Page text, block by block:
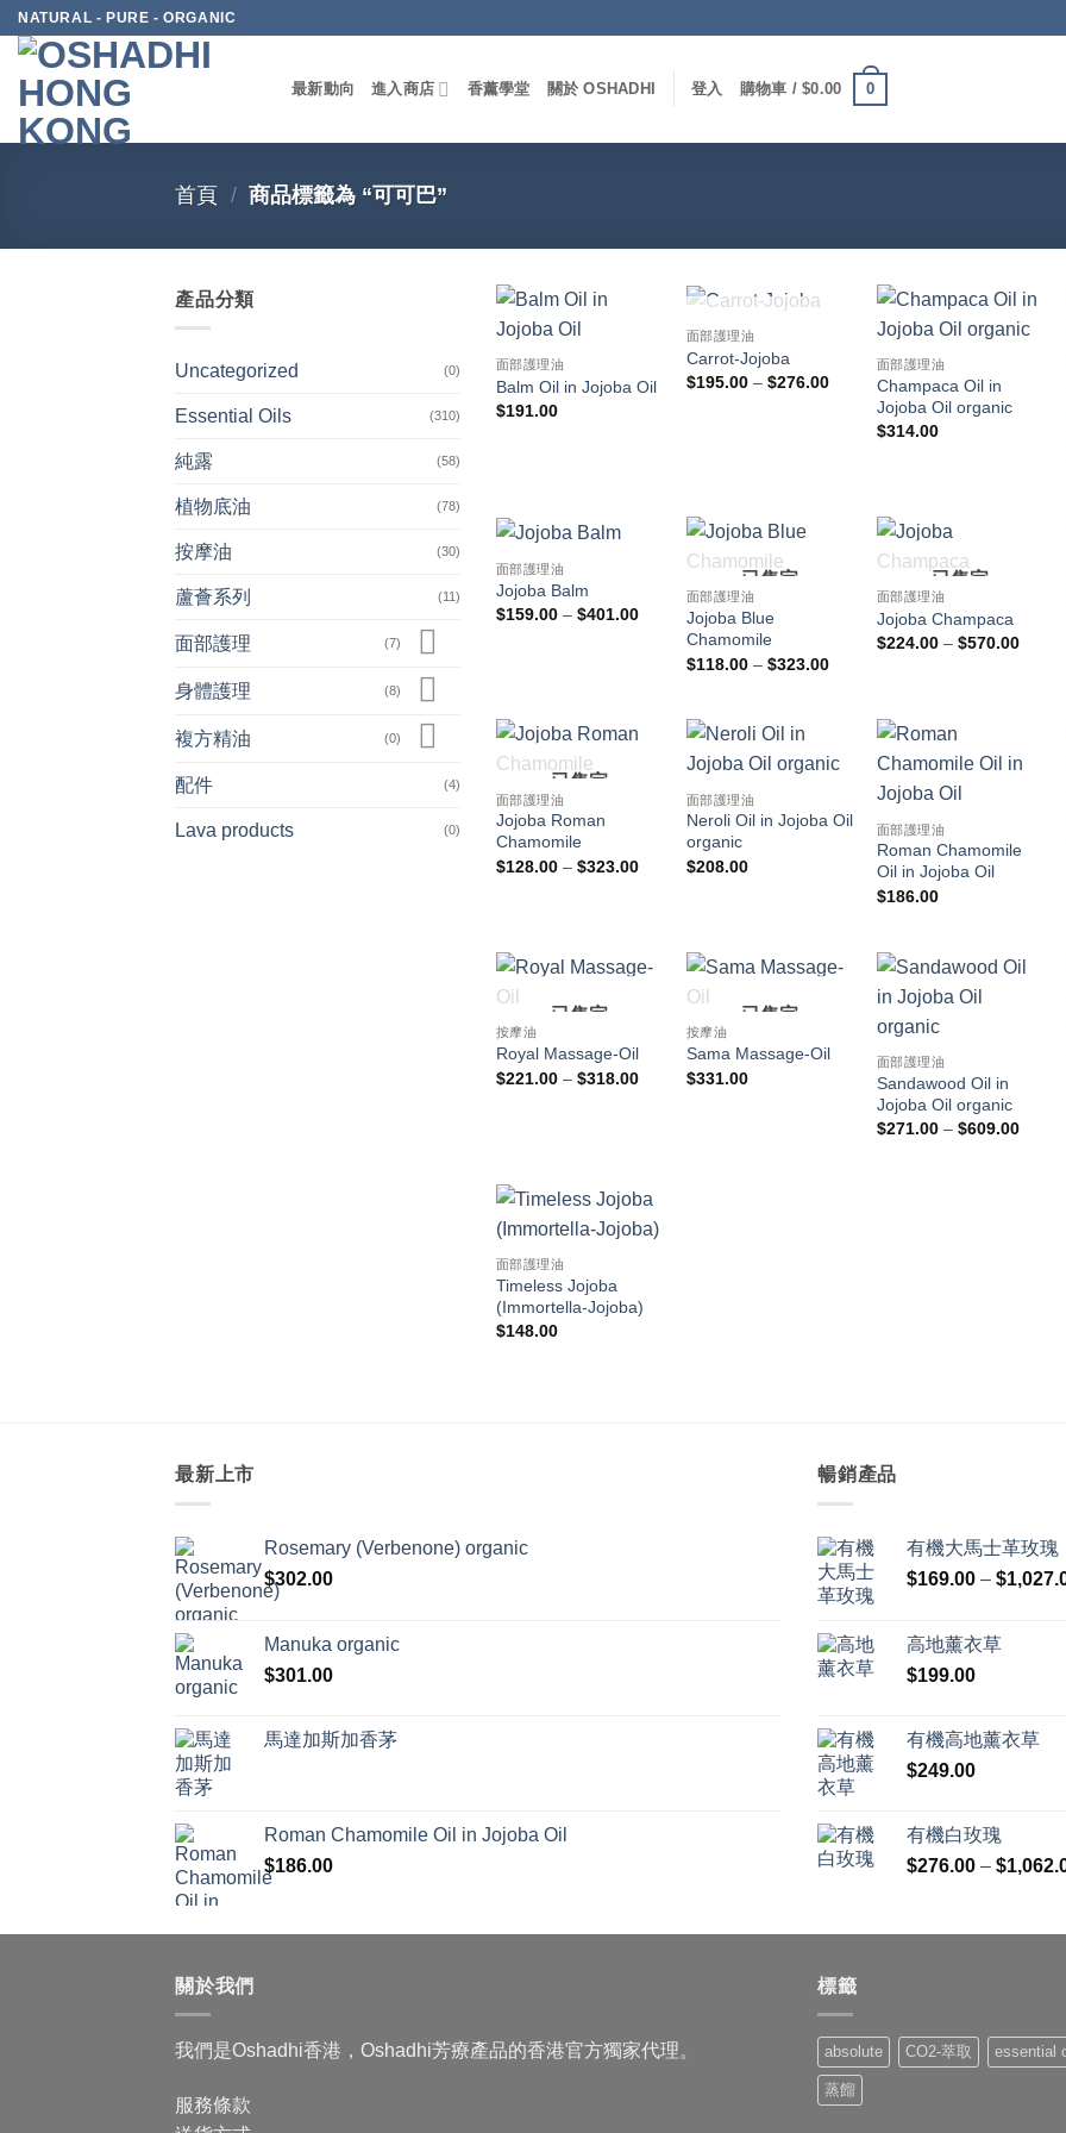
Skip
content
NATURAL - PURE - ORGANIC
最新動向 進入商店 香薰學堂 關於 OSHADHI 登入 購物車 /$0.00 0
首頁 / 商品標籤為 “可可巴”
產品分類
Uncategorized (0)
Essential Oils (310)
純露 (58)
植物底油 (78)
按摩油 (30)
蘆薈系列 (11)
面部護理 (7)
身體護理 (8)
複方精油 (0)
配件 (4)
Lava products (0)
面部護理油
Balm Oil in Jojoba Oil
$191.00
已售完
面部護理油
Carrot-Jojoba
$195.00 – $276.00價
面部護理油
Champaca Oil in
Jojoba Oil organic
$314.00
面部護理油
Jojoba Balm
$159.00 – $401.00價
已售完
面部護理油
Jojoba Blue
Chamomile
$118.00 – $323.00價
$118.00
$323.00
已售完
面部護理油
Jojoba Champaca
$224.00 – $570.00價
已售完
面部護理油
Jojoba Roman
Chamomile
$128.00 – $323.00價
$323.00
面部護理油
Neroli Oil in Jojoba Oil
organic
$208.00
面部護理油
Roman Chamomile
Oil in Jojoba Oil
$186.00
已售完
按摩油
Royal Massage-Oil
$221.00 – $318.00價
已售完
按摩油
Sama Massage-Oil
$331.00
面部護理油
Sandawood Oil in
Jojoba Oil organic
$271.00 – $609.00價
面部護理油
Timeless Jojoba
(Immortella-Jojoba)
$148.00
最新上市
Rosemary (Verbenone) organic
$302.00
Manuka organic
$301.00
馬達加斯加香茅
Roman Chamomile Oil in Jojoba Oil
$186.00
暢銷產品
有機大馬士革玫瑰
$169.00 – $
高地薰衣草
$199.00
有機高地薰衣草
$249.00
有機白玫瑰
$276.00 – $
關於我們
我們是Oshadhi香港，Oshadhi芳療產品的香港官方獨家代理。
服務條款
標籤
absolute CO2-萃取 essential
蒸餾